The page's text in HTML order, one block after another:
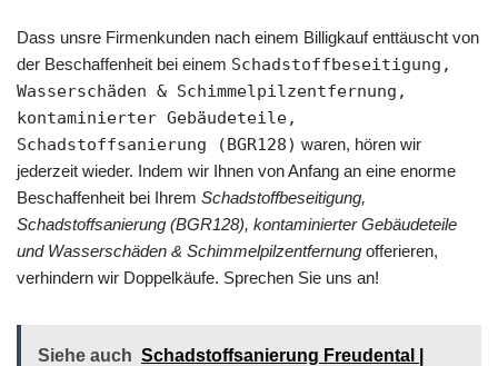
Dass unsre Firmenkunden nach einem Billigkauf enttäuscht von
der Beschaffenheit bei einem Schadstoffbeseitigung,
Wasserschäden & Schimmelpilzentfernung,
kontaminierter Gebäudeteile,
Schadstoffsanierung (BGR128) waren, hören wir
jederzeit wieder. Indem wir Ihnen von Anfang an eine enorme
Beschaffenheit bei Ihrem Schadstoffbeseitigung,
Schadstoffsanierung (BGR128), kontaminierter Gebäudeteile
und Wasserschäden & Schimmelpilzentfernung offerieren,
verhindern wir Doppelkäufe. Sprechen Sie uns an!
Siehe auch Schadstoffsanierung Freudental |